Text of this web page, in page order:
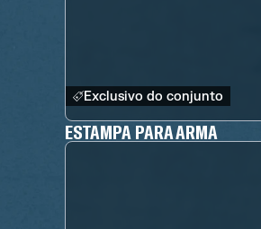
Exclusivo do conjunto
ESTAMPA PARA ARMA